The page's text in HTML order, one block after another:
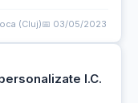
26g
(Cluj)📅 03/05/2023
I.C.